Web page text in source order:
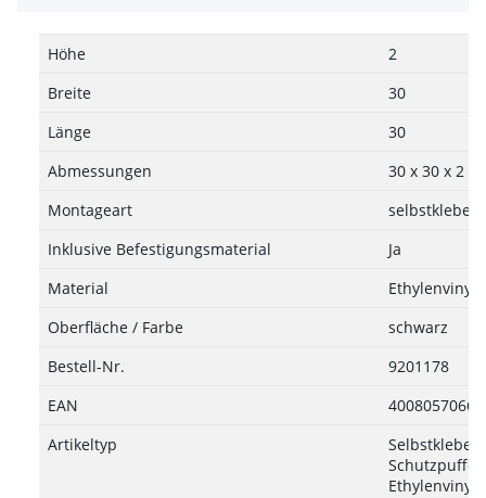
Höhe
2
Breite
30
Länge
30
Abmessungen
30 x 30 x 2
Montageart
Inklusive Befestigungsmaterial
Ja
Material
Oberfläche / Farbe
schwarz
Bestell-Nr.
9201178
EAN
Artikeltyp